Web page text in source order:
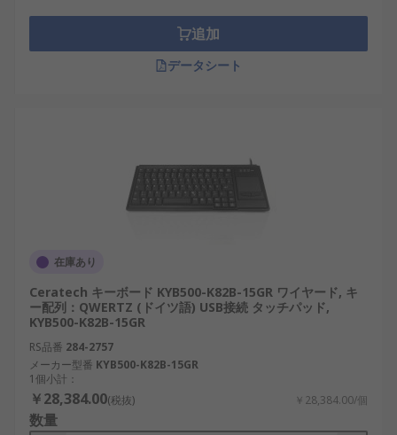
追加
データシート
在庫あり
Ceratech キーボード KYB500-K82B-15GR ワイヤード, キ
ー配列：QWERTZ (ドイツ語) USB接続 タッチパッド,
KYB500-K82B-15GR
RS品番 284-2757
メーカー型番 KYB500-K82B-15GR
1個小計：
￥28,384.00(税抜) ￥28,384.00/個
数量